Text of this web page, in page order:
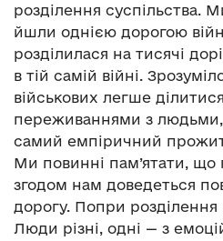
розділення суспільства.
йшли однією дорогою
розділилася на тисячі
в тій самій війні.
військових легше
переживаннями з людьми,
самий емпіричний
Ми повинні пам’ятати, що
згодом нам доведеться
дорогу. Попри розділення
Люди різні, одні — з